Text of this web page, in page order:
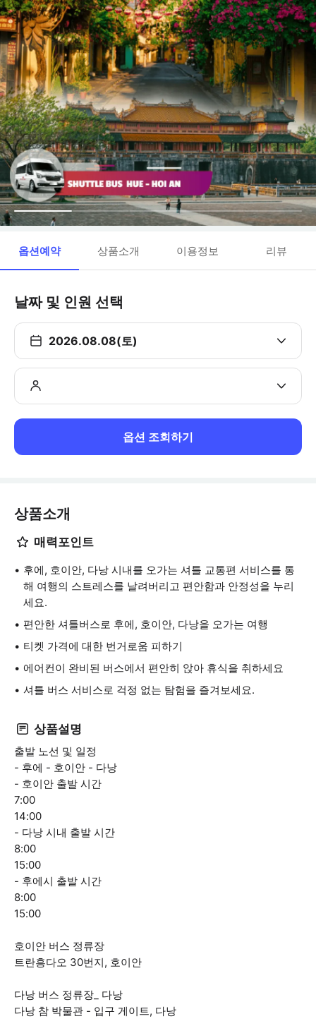
옵션예약 상품소개 이용정보 리뷰
날짜 및 인원 선택
2026.08.08(토)
옵션 조회하기
상품소개
매력포인트
후에, 호이안, 다낭 시내를 오가는 셔틀 교통편 서비스를 통
해 여행의 스트레스를 날려버리고 편안함과 안정성을 누리
세요.
편안한 셔틀버스로 후에, 호이안, 다낭을 오가는 여행
티켓 가격에 대한 번거로움 피하기
에어컨이 완비된 버스에서 편안히 앉아 휴식을 취하세요
셔틀 버스 서비스로 걱정 없는 탐험을 즐겨보세요.
상품설명
출발 노선 및 일정
- 후에 - 호이안 - 다낭
- 호이안 출발 시간
7:00
14:00
- 다낭 시내 출발 시간
8:00
15:00
- 후에시 출발 시간
8:00
15:00
호이안 버스 정류장
트란흥다오 30번지, 호이안
다낭 버스 정류장_ 다낭
다낭 참 박물관 - 입구 게이트, 다낭